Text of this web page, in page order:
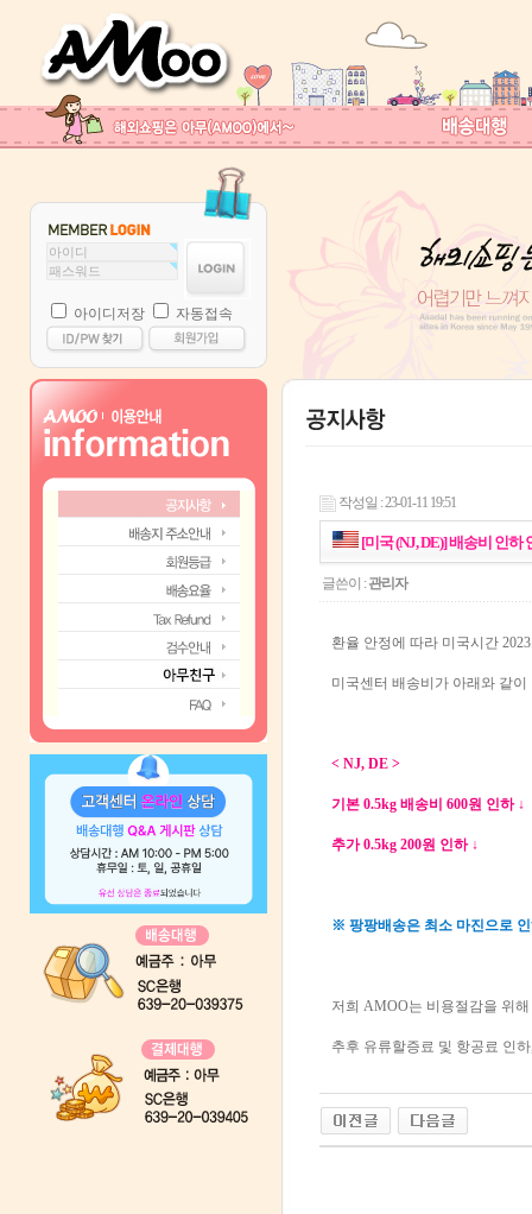
아이디저장 자동접속
작성일 : 23-01-11 19:51
[미국 (NJ, DE)] 배송비 인하
글쓴이 : 관리자
환율 안정에 따라 미국시간
미국센터 배송비가 아래와 같
< NJ, DE >
기본 0.5kg 배송비 600원 인하 ↓
추가 0.5kg 200원 인하 ↓
※ 팡팡배송은 최소 마진으로
저희 AMOO는 비용절감을 위
추후 유류할증료 및 항공료 인